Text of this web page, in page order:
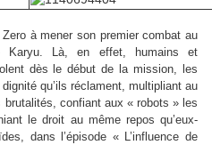
à mener son premier combat au
Là, en effet, humains et
dès le début de la mission, les
qu’ils réclament, multipliant au
confiant aux « robots » les
le droit au même repos qu’eux-
dans l’épisode « L’influence de